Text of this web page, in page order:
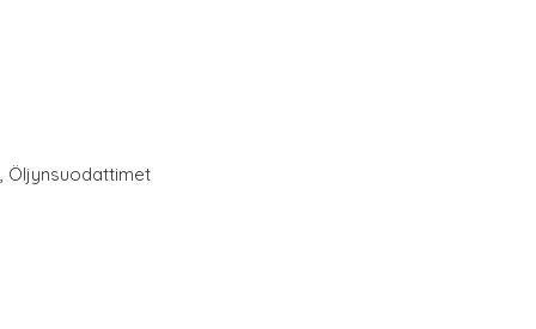
, Öljynsuodattimet